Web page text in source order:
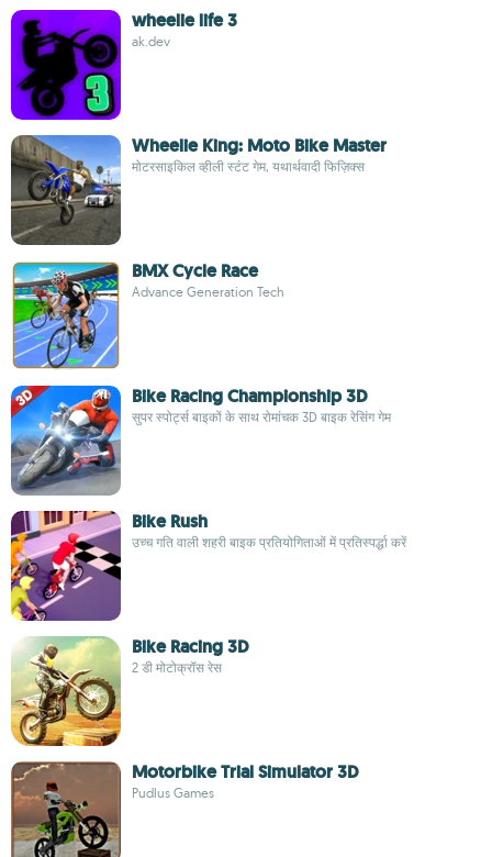
wheelie life 3
ak.dev
Wheelie King: Moto Bike Master
मोटरसाइकिल व्हीली स्टंट गेम, यथार्थवादी फिज़िक्स
BMX Cycle Race
Advance Generation Tech
Bike Racing Championship 3D
सुपर स्पोर्ट्स बाइकों के साथ रोमांचक 3D बाइक रेसिंग गेम
Bike Rush
उच्च गति वाली शहरी बाइक प्रतियोगिताओं में प्रतिस्पर्द्धा करें
Bike Racing 3D
2 डी मोटोक्रॉस रेस
Motorbike Trial Simulator 3D
Pudlus Games